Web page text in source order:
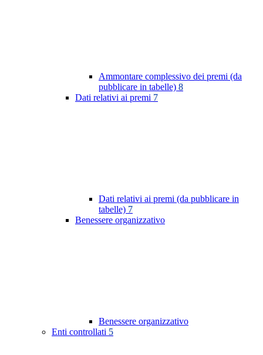
Ammontare complessivo dei premi (da
pubblicare in tabelle) 8
Dati relativi ai premi 7
Dati relativi ai premi (da pubblicare in
tabelle) 7
Benessere organizzativo
Benessere organizzativo
Enti controllati 5